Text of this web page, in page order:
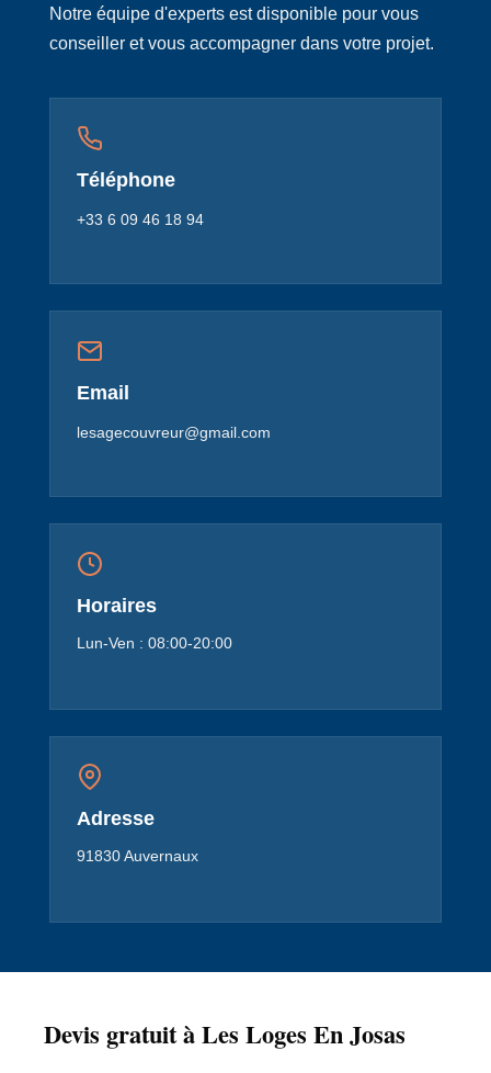
Notre équipe d'experts est disponible pour vous
conseiller et vous accompagner dans votre projet.
Téléphone
+33 6 09 46 18 94
Email
lesagecouvreur@gmail.com
Horaires
Lun-Ven : 08:00-20:00
Adresse
91830 Auvernaux
Devis gratuit à Les Loges En Josas